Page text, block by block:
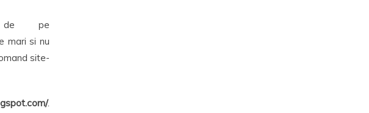
de pe
mari si nu
site-
.